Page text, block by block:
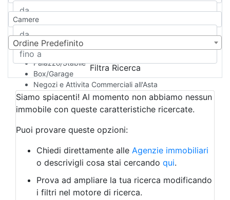
Rustico/Casale
Camera d'Albergo
Multiproprietà
Palazzo/Stabile
Box/Garage
Negozi e Attivita Commerciali all'Asta
Qualsiasi
Attività/Licenza Commerciale
Azienda Agricola
Bar/Ristorante
Albergo
Laboratorio Artigianale
Negozio/locale commerciale
Agriturismo
Magazzini
Camere
Ordine Predefinito
Filtra Ricerca
Siamo spiacenti! Al momento non abbiamo nessun
immobile con queste caratteristiche ricercate.
Puoi provare queste opzioni:
Chiedi direttamente alle Agenzie immobiliari
o descrivigli cosa stai cercando qui.
Prova ad ampliare la tua ricerca modificando
i filtri nel motore di ricerca.